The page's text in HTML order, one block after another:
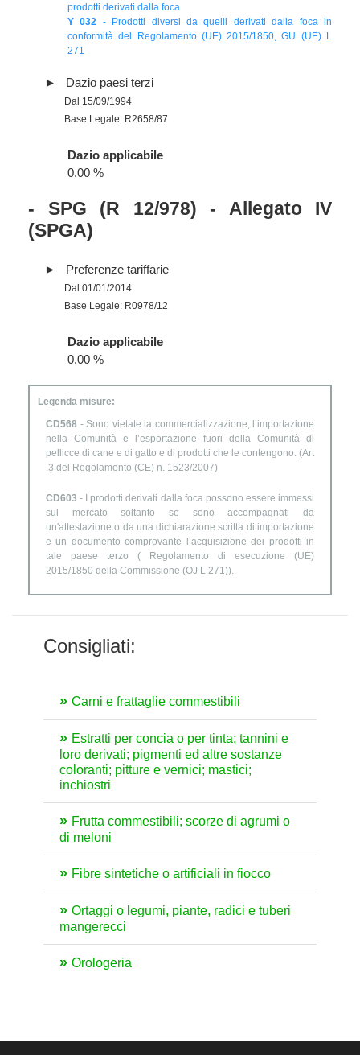
prodotti derivati dalla foca
Y 032 - Prodotti diversi da quelli derivati dalla foca in
conformità del Regolamento (UE) 2015/1850, GU (UE) L
271
Dazio paesi terzi
Dal 15/09/1994
Base Legale: R2658/87
Dazio applicabile
0.00 %
- SPG (R 12/978) - Allegato IV
(SPGA)
Preferenze tariffarie
Dal 01/01/2014
Base Legale: R0978/12
Dazio applicabile
0.00 %
Legenda misure:
CD568 - Sono vietate la commercializzazione, l’importazione
nella Comunità e l’esportazione fuori della Comunità di
pellicce di cane e di gatto e di prodotti che le contengono. (Art
.3 del Regolamento (CE) n. 1523/2007)
CD603 - I prodotti derivati dalla foca possono essere immessi
sul mercato soltanto se sono accompagnati da
un'attestazione o da una dichiarazione scritta di importazione
e un documento comprovante l’acquisizione dei prodotti in
tale paese terzo ( Regolamento di esecuzione (UE)
2015/1850 della Commissione (OJ L 271)).
Consigliati:
Carni e frattaglie commestibili
Estratti per concia o per tinta; tannini e
loro derivati; pigmenti ed altre sostanze
coloranti; pitture e vernici; mastici;
inchiostri
Frutta commestibili; scorze di agrumi o
di meloni
Fibre sintetiche o artificiali in fiocco
Ortaggi o legumi, piante, radici e tuberi
mangerecci
Orologeria